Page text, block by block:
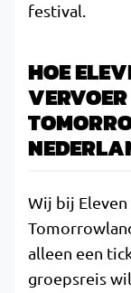
festival.
HOE
Wij bij
alleen een
groepsreis